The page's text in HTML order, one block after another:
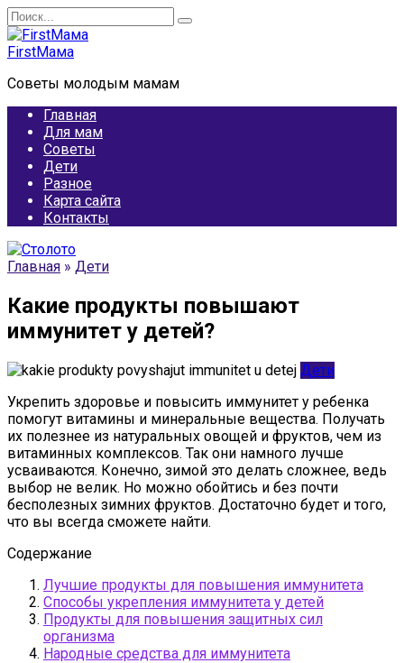
Перейти
к
содержанию
Search
for:
FirstМама
Советы молодым мамам
Главная
Для мам
Советы
Дети
Разное
Карта сайта
Контакты
Главная » Дети
Какие продукты повышают
иммунитет у детей?
Дети
Укрепить здоровье и повысить иммунитет у ребенка
помогут витамины и минеральные вещества. Получать
их полезнее из натуральных овощей и фруктов, чем из
витаминных комплексов. Так они намного лучше
усваиваются. Конечно, зимой это делать сложнее, ведь
выбор не велик. Но можно обойтись и без почти
бесполезных зимних фруктов. Достаточно будет и того,
что вы всегда сможете найти.
Содержание
Лучшие продукты для повышения иммунитета
Способы укрепления иммунитета у детей
Продукты для повышения защитных сил
организма
Народные средства для иммунитета